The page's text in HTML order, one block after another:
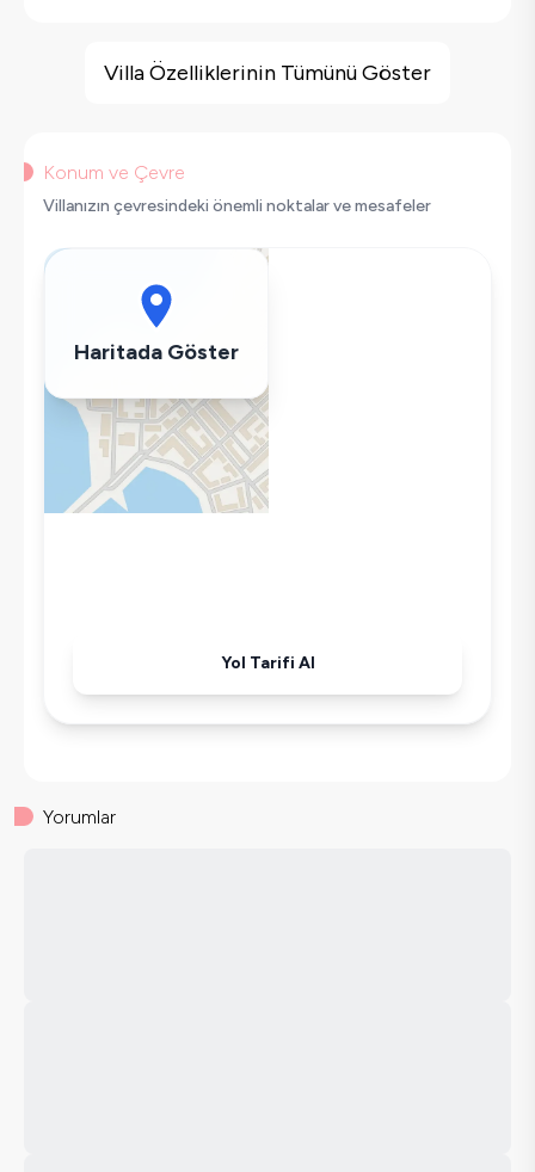
Deniz Manzarası
Saç Kurutma Makinası
Bulaşık Makinesi
Buzdolabı
Mikrodalga
Kettle
Korunaklı Havuz
Ütü
Villa Özelliklerinin Tümünü Göster
Konum ve Çevre
Villanızın çevresindeki önemli noktalar ve mesafeler
Haritada Göster
Yol Tarifi Al
Yorumlar